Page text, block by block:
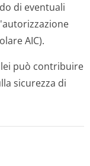
di eventuali
AIC).
può contribuire
sicurezza di